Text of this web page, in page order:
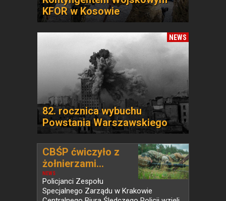
KFOR w Kosowie
NEWS
82. rocznica wybuchu
Powstania Warszawskiego
NEWS
CBŚP ćwiczyło z
żołnierzami...
Policjanci Zespołu
Specjalnego Zarządu w Krakowie